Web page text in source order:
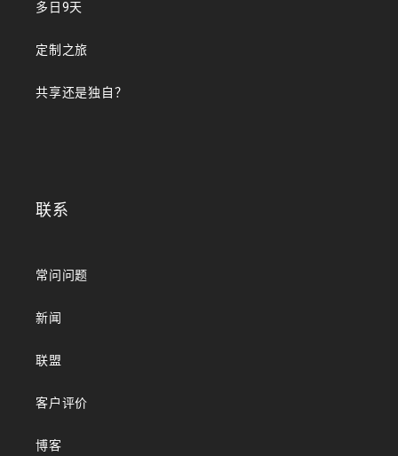
多日9天
定制之旅
共享还是独自？
联系
常问问题
新闻
联盟
客户评价
博客